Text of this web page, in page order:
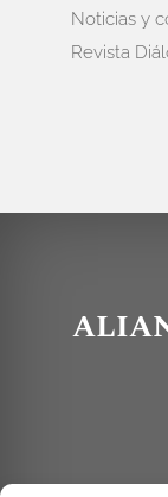
Noticias y
Revista